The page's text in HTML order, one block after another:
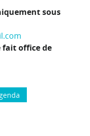
sous
office de